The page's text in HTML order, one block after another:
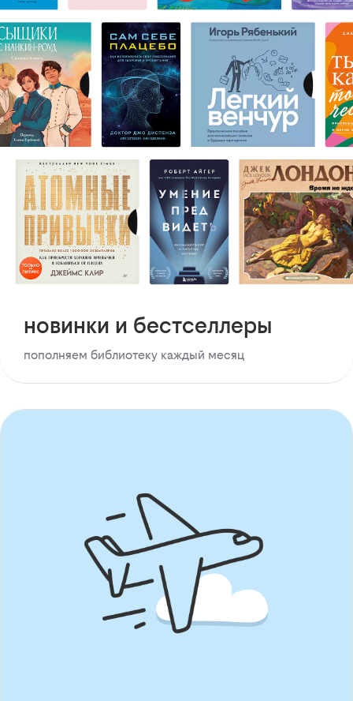
новинки и бестселлеры
пополняем библиотеку каждый месяц